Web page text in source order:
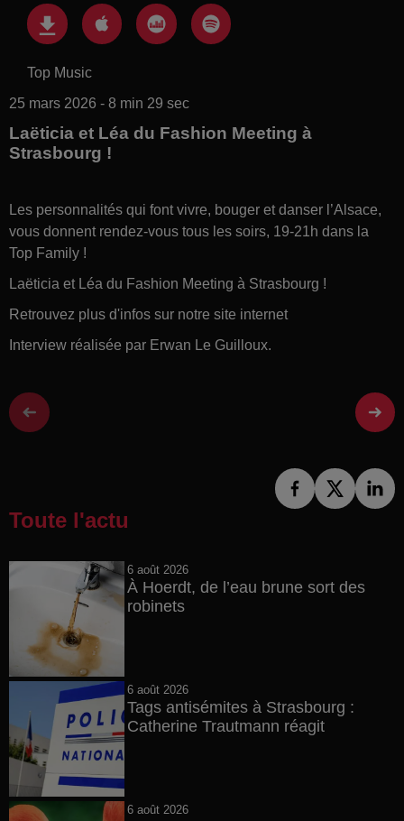
Top Music
25 mars 2026 - 8 min 29 sec
Laëticia et Léa du Fashion Meeting à
Strasbourg !
Les personnalités qui font vivre, bouger et danser l’Alsace,
vous donnent rendez-vous tous les soirs, 19-21h dans la
Top Family !
Laëticia et Léa du Fashion Meeting à Strasbourg !
Retrouvez plus d'infos sur notre site internet
Interview réalisée par Erwan Le Guilloux.
Toute l'actu
6 août 2026
À Hoerdt, de l’eau brune sort des
robinets
6 août 2026
Tags antisémites à Strasbourg :
Catherine Trautmann réagit
6 août 2026